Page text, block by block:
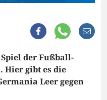
der Fußball-
Hier gibt es die
Leer gegen